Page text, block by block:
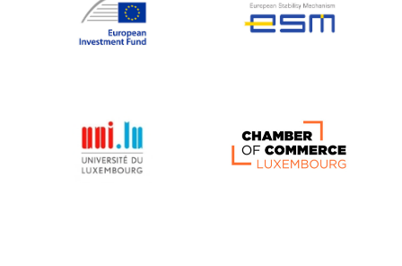
Koen LENAERTS
Lars Heikensten
Lucas Papademos
Máire Geoghegan-Quinn